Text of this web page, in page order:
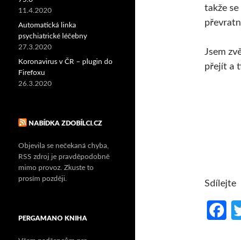
takže
Jsem
přejít a
Sdílejte
11.4.2020
Automatická linka
psychiatrické léčebny
27.3.2020
Koronavirus v ČR – plugin do
Firefoxu
26.3.2020
NABÍDKA ZDOBÍLCI.CZ
Objevila se nečekaná chyba,
RSS zdroj je pravděpodobně
mimo provoz. Zkuste to
prosím později.
PERGAMANO KNIHA